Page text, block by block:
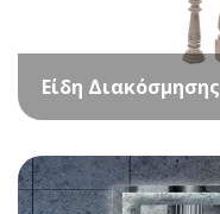
Είδη Διακόσμησης